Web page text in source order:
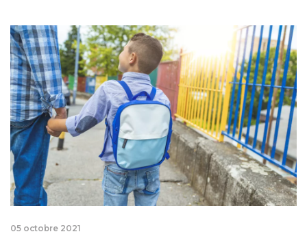
enfants verseront un capital ou des indemnités
journalières en cas de maladie ou d’accident.
Rentrée des classes : 4 conseils pour aider vos enfants
05 octobre 2021